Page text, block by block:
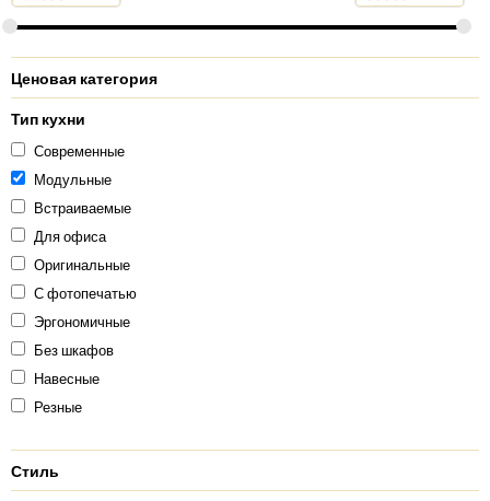
Ценовая категория
Тип кухни
Современные
Модульные
Встраиваемые
Для офиса
Оригинальные
С фотопечатью
Эргономичные
Без шкафов
Навесные
Резные
Стиль